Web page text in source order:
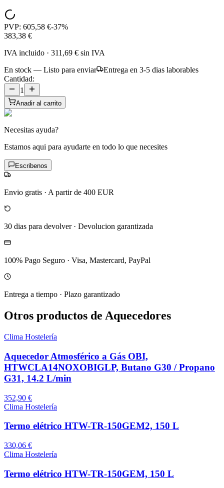
PVP: 605,58 €-37%
383,38 €
IVA incluido · 311,69 € sin IVA
En stock — Listo para enviar
Entrega en 3-5 dias laborables
Cantidad:
1
Anadir al carrito
Necesitas ayuda?
Estamos aqui para ayudarte en todo lo que necesites
Escribenos
Envio gratis · A partir de 400 EUR
30 dias para devolver· Devolucion garantizada
100% Pago Seguro · Visa, Mastercard, PayPal
Entrega a tiempo · Plazo garantizado
Otros productos de Aquecedores
Clima Hostelería
Aquecedor Atmosférico a Gás OBI,
HTWCLA14NOXOBIGLP, Butano G30 / Propano
G31, 14.2 L/min
352,90 €
Clima Hostelería
Termo elétrico HTW-TR-150GEM2, 150 L
330,06 €
Clima Hostelería
Termo elétrico HTW-TR-150GEM, 150 L